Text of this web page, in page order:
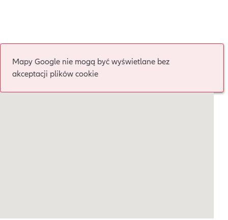
Mapy Google nie mogą być wyświetlane bez
akceptacji plików cookie